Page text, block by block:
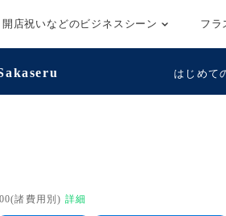
開店祝いなどのビジネスシーン フラ
はじめて
諸費用別) 詳細